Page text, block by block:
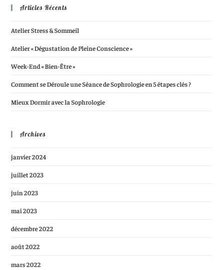
Articles Récents
Atelier Stress & Sommeil
Atelier « Dégustation de Pleine Conscience »
Week-End « Bien-Être »
Comment se Déroule une Séance de Sophrologie en 5 étapes clés ?
Mieux Dormir avec la Sophrologie
Archives
janvier 2024
juillet 2023
juin 2023
mai 2023
décembre 2022
août 2022
mars 2022